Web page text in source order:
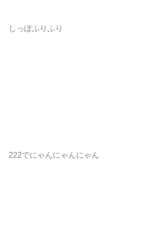
しっぽふりふり
222でにゃんにゃんにゃん